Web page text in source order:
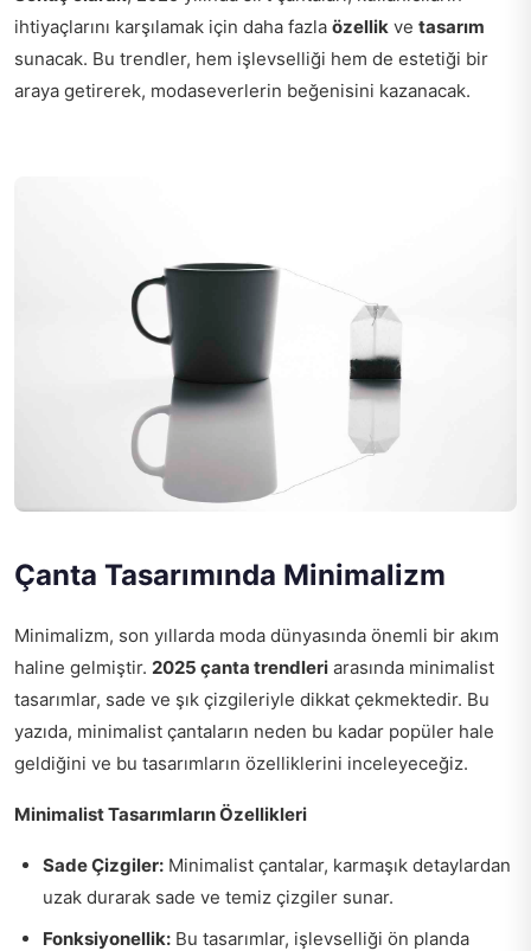
ihtiyaçlarını karşılamak için daha fazla özellik ve tasarım
sunacak. Bu trendler, hem işlevselliği hem de estetiği bir
araya getirerek, modaseverlerin beğenisini kazanacak.
Çanta Tasarımında Minimalizm
Minimalizm, son yıllarda moda dünyasında önemli bir akım
haline gelmiştir. 2025 çanta trendleri arasında minimalist
tasarımlar, sade ve şık çizgileriyle dikkat çekmektedir. Bu
yazıda, minimalist çantaların neden bu kadar popüler hale
geldiğini ve bu tasarımların özelliklerini inceleyeceğiz.
Minimalist Tasarımların Özellikleri
Sade Çizgiler: Minimalist çantalar, karmaşık detaylardan
uzak durarak sade ve temiz çizgiler sunar.
Fonksiyonellik: Bu tasarımlar, işlevselliği ön planda